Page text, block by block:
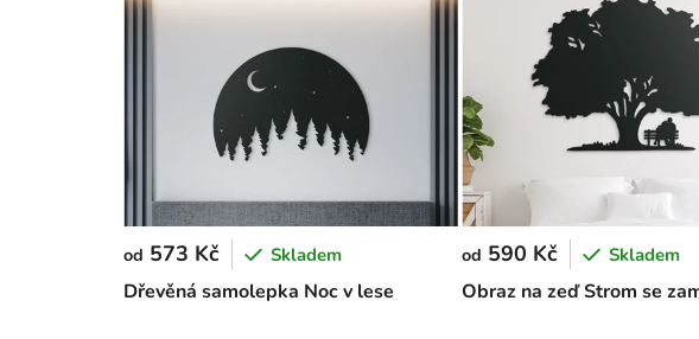
Dřevěná samolepka Noc v lese
od 573 Kč Skladem
Obraz na zeď Strom se
od 590 Kč Skladem